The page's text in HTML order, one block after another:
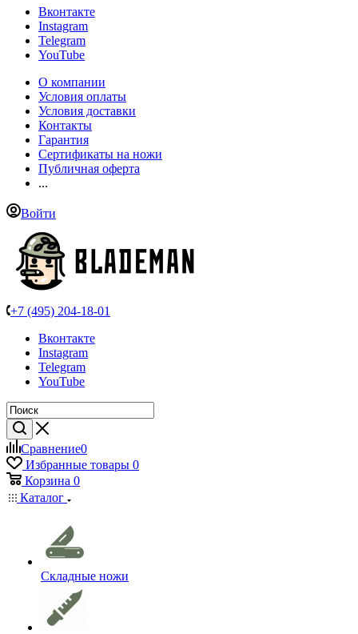
Вконтакте
Instagram
Telegram
YouTube
О компании
Условия оплаты
Условия доставки
Контакты
Гарантия
Сертификаты на ножи
Публичная оферта
...
Войти
+7 (495) 204-18-01
Вконтакте
Instagram
Telegram
YouTube
Сравнение0
Избранные товары 0
Корзина 0
Каталог
Складные ножи